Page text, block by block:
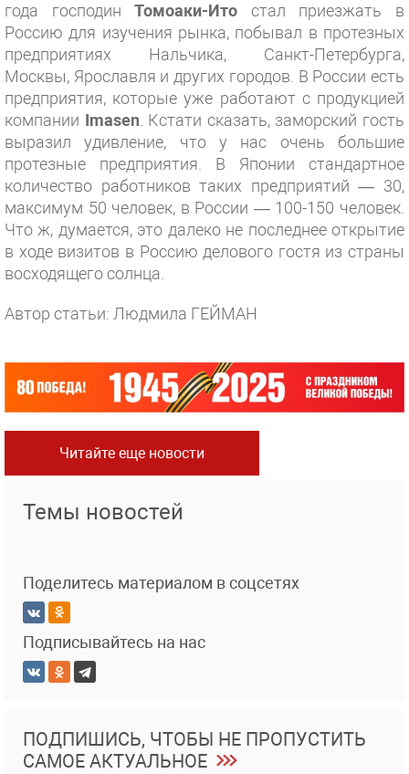
года господинТомоаки-Ито стал приезжать в
Россию для изучения рынка, побывал в протезных
предприятиях Нальчика, Санкт-Петербурга,
Москвы, Ярославля и других городов. В России есть
предприятия, которые уже работают с продукцией
компании Imasen . Кстати сказать, заморский гость
выразил удивление, что у нас очень большие
протезные предприятия. В Японии стандартное
количество работников таких предприятий — 30,
максимум 50 человек, в России — 100-150 человек.
Что ж, думается, это далеко не последнее открытие
в ходе визитов в Россию делового гостя из страны
восходящего солнца.
Автор статьи: Людмила ГЕЙМАН
Читайте еще новости
Темы новостей
Поделитесь материалом в соцсетях
Подписывайтесь на нас
ПОДПИШИСЬ, ЧТОБЫ НЕ ПРОПУСТИТЬ
САМОЕ АКТУАЛЬНОЕ